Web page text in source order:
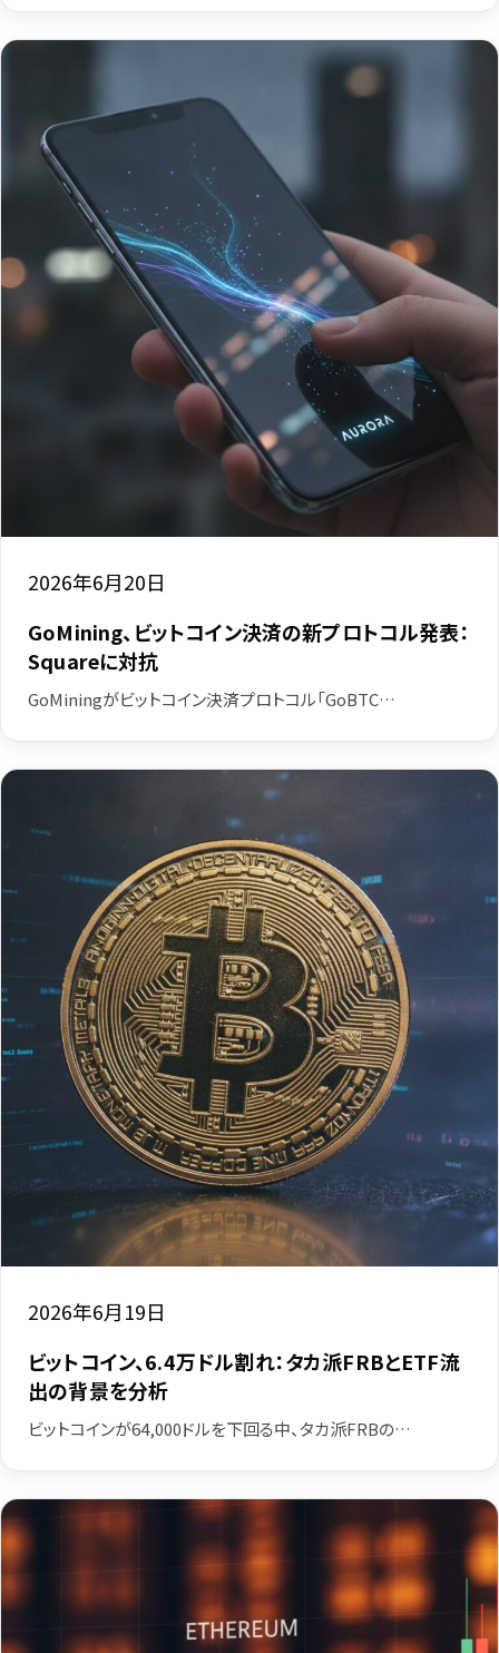
2026年6月20日
GoMining、ビットコイン決済の新プロトコル発表：
Squareに対抗
GoMiningがビットコイン決済プロトコル「GoBTC…
2026年6月19日
ビットコイン、6.4万ドル割れ：タカ派FRBとETF流
出の背景を分析
ビットコインが64,000ドルを下回る中、タカ派FRBの…